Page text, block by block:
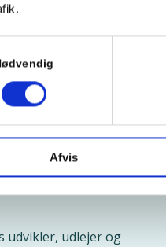
Afvis
område
udvikler, udlejer og